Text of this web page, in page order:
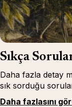
Sıkça
Daha fazla detay
sık sorduğu
Daha fazlasını